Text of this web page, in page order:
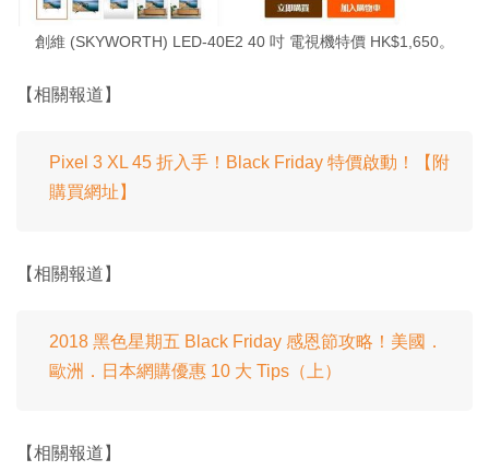
創維 (SKYWORTH) LED-40E2 40 吋 電視機特價 HK$1,650。
【相關報道】
Pixel 3 XL 45 折入手！Black Friday 特價啟動！【附
購買網址】
【相關報道】
2018 黑色星期五 Black Friday 感恩節攻略！美國．
歐洲．日本網購優惠 10 大 Tips（上）
【相關報道】